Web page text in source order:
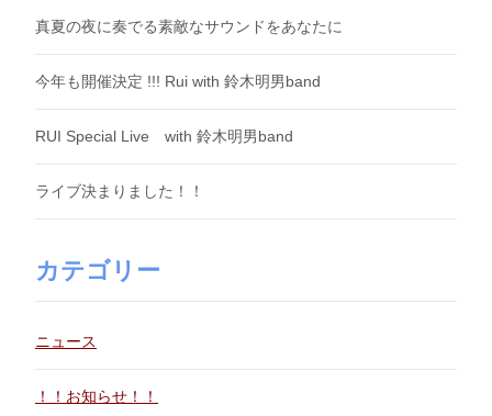
真夏の夜に奏でる素敵なサウンドをあなたに
今年も開催決定 !!! Rui with 鈴木明男band
RUI Special Live with 鈴木明男band
ライブ決まりました！！
カテゴリー
ニュース
！！お知らせ！！